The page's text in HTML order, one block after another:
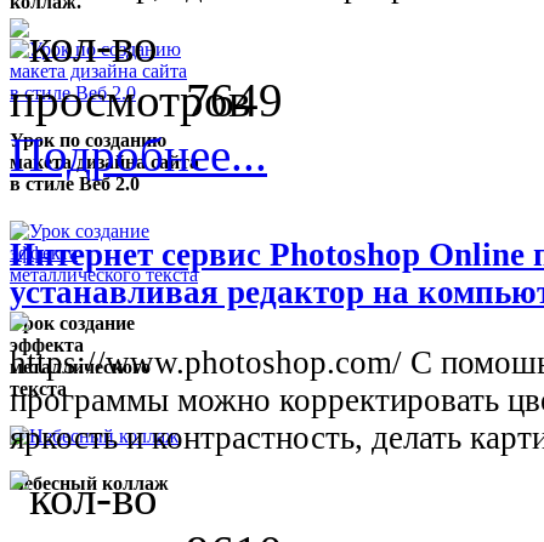
Урок по созданию
макета дизайна сайта
в стиле Веб 2.0
Урок создание
эффекта
металлического
текста
Небесный коллаж
7649
Подробнее...
Интернет сервис Photoshop Online
устанавливая редактор на
https://www.photoshop.com/ С
программы можно корректировать
яркость и контрастность, делать